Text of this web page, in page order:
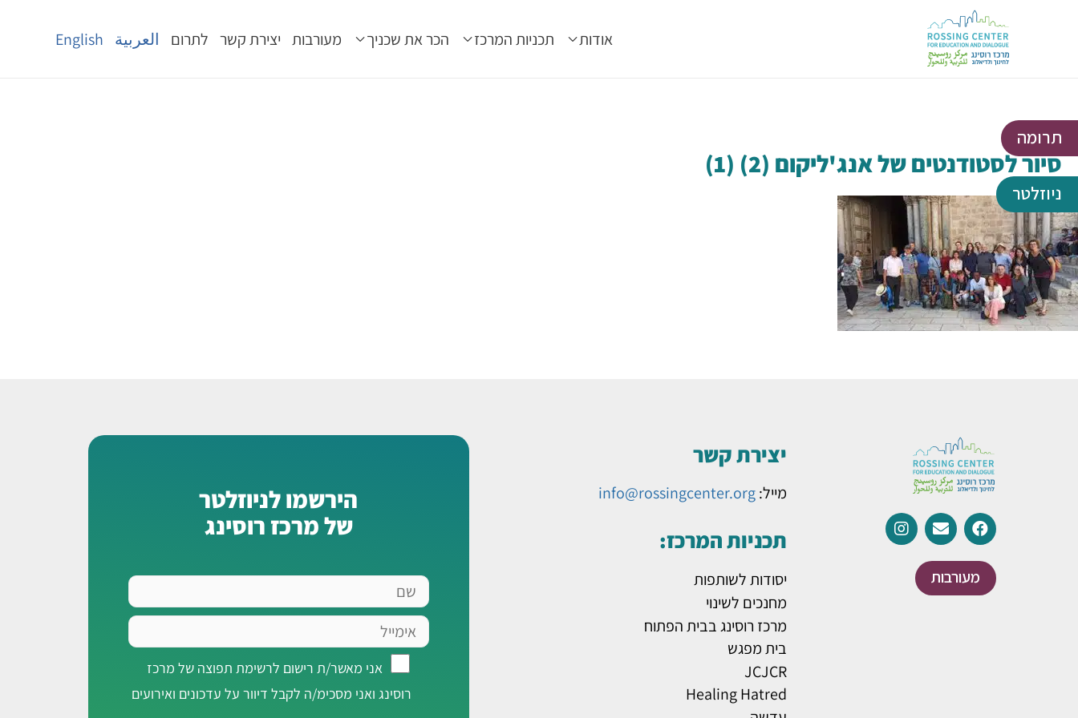
אודות תכניות המרכז הכר את שכניך מעורבות יצירת קשר לתרום العربية English
סיור לסטודנטים של אנג'ליקום (2) (1)
תרומה
ניוזלטר
מעורבות
יצירת קשר
מייל:info@rossingcenter.org
תכניות המרכז:
יסודות לשותפות
מחנכים לשינוי
מרכז רוסינג בבית הפתוח
בית מפגש
JCJCR
Healing Hatred
הירשמו לניוזלטר
של מרכז רוסינג
שם
אימייל
מאשר/ת
אני מאשר/ת רישום לרשימת תפוצה של מרכז
רוסינג ואני מסכימ/ה לקבל דיוור על עדכונים ואירועים